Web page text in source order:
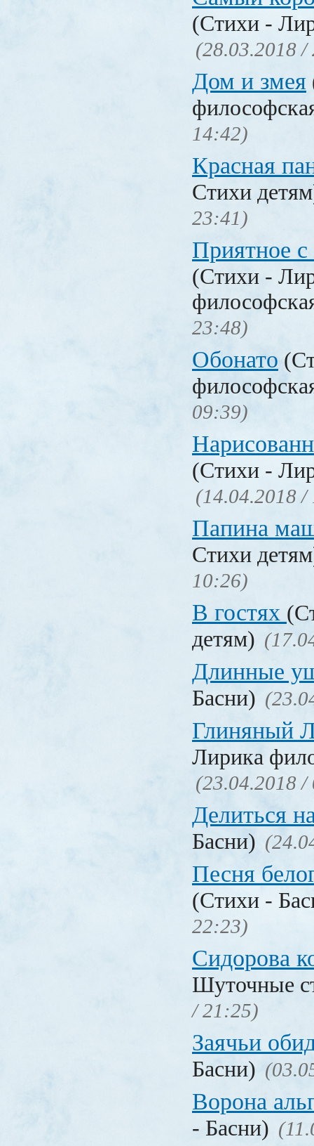
(Стихи -
(28.03.2018 /
Дом и змея
14:42)
Красная
Стихи
23:41)
Приятное
(Стихи -
23:48)
Обонато
09:39)
(Стихи -
(14.04.2018 /
Папина
Стихи
10:26)
В гостях
детям)
Длинные
Басни)
Глиняный
Лирика
(23.04.2018 /
Делиться
Басни)
Песня
(Стихи -
22:23)
Сидорова
Шуточные
/ 21:25)
Заячьи
Басни)
Ворона
- Басни)